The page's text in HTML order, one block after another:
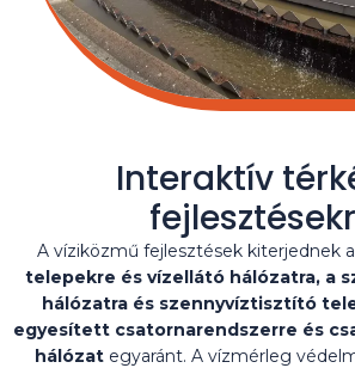
Interaktív
A víziközmű fejlesztések kiterjednek
telepekre és vízellátó hálózatra, a
hálózatra és szennyvíztisztító
egyesített csatornarendszerre és
hálózategyaránt. A vízmérleg